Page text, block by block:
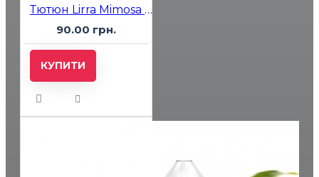
Тютюн Lirra Mimosa (Апельсин Шампанське) 50 гр
90.00 грн.
КУПИТИ